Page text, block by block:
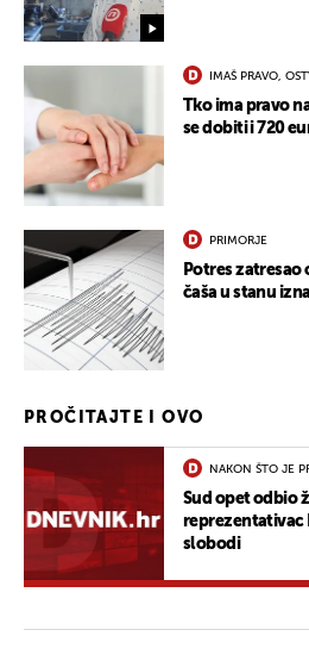
IMAŠ PRAVO,
Tko ima pravo
se dobiti i 720
PRIMORJE
Potres zatresao
čaša u stanu
PROČITAJTE I OVO
NAKON ŠTO JE
Sud opet odbio
reprezentativac
slobodi